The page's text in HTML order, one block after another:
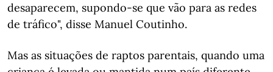
desaparecem, supondo-se que vão para as redes
de tráfico", disse Manuel Coutinho.
Mas as situações de raptos parentais, quando uma